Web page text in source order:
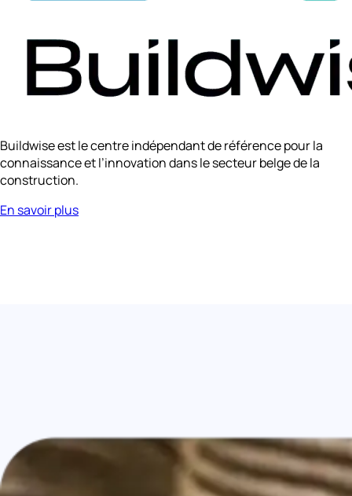
Buildwise est le centre indépendant de référence pour la
connaissance et l’innovation dans le secteur belge de la
construction.
En savoir plus